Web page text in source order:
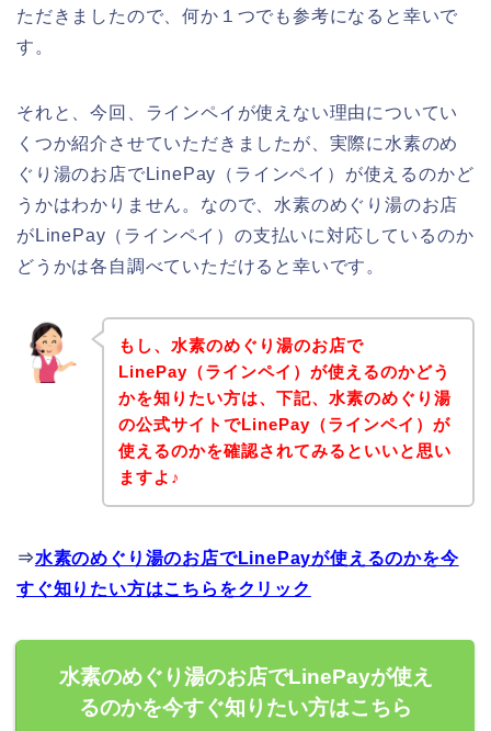
ただきましたので、何か１つでも参考になると幸いで
す。
それと、今回、ラインペイが使えない理由についてい
くつか紹介させていただきましたが、実際に水素のめ
ぐり湯のお店でLinePay（ラインペイ）が使えるのかど
うかはわかりません。なので、水素のめぐり湯のお店
がLinePay（ラインペイ）の支払いに対応しているのか
どうかは各自調べていただけると幸いです。
もし、水素のめぐり湯のお店で
LinePay（ラインペイ）が使えるのかどう
かを知りたい方は、下記、水素のめぐり湯
の公式サイトでLinePay（ラインペイ）が
使えるのかを確認されてみるといいと思い
ますよ♪
⇒水素のめぐり湯のお店でLinePayが使えるのかを今
すぐ知りたい方はこちらをクリック
水素のめぐり湯のお店でLinePayが使え
るのかを今すぐ知りたい方はこちら